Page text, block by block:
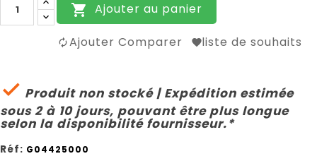
 Ajouter au panier
Ajouter Comparer liste de souhaits
 Produit non stocké | Expédition estimée
sous 2 à 10 jours, pouvant être plus longue
selon la disponibilité fournisseur.*
Réf: G04425000